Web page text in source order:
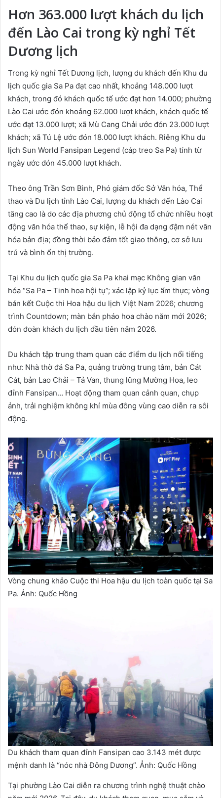
Hơn 363.000 lượt khách du lịch
đến Lào Cai trong kỳ nghỉ Tết
Dương lịch
Trong kỳ nghỉ Tết Dương lịch, lượng du khách đến Khu du
lịch quốc gia Sa Pa đạt cao nhất, khoảng 148.000 lượt
khách, trong đó khách quốc tế ước đạt hơn 14.000; phường
Lào Cai ước đón khoảng 62.000 lượt khách, khách quốc tế
ước đạt 13.000 lượt; xã Mù Cang Chải ước đón 23.000 lượt
khách; xã Tú Lệ ước đón 18.000 lượt khách. Riêng Khu du
lịch Sun World Fansipan Legend (cáp treo Sa Pa) tính từ
ngày ước đón 45.000 lượt khách.
Theo ông Trần Sơn Bình, Phó giám đốc Sở Văn hóa, Thể
thao và Du lịch tỉnh Lào Cai, lượng du khách đến Lào Cai
tăng cao là do các địa phương chủ động tổ chức nhiều hoạt
động văn hóa thể thao, sự kiện, lễ hội đa dạng đậm nét văn
hóa bản địa; đồng thời bảo đảm tốt giao thông, cơ sở lưu
trú và bình ổn thị trường.
Tại Khu du lịch quốc gia Sa Pa khai mạc Không gian văn
hóa “Sa Pa – Tinh hoa hội tụ”; xác lập kỷ lục ẩm thực; vòng
bán kết Cuộc thi Hoa hậu du lịch Việt Nam 2026; chương
trình Countdown; màn bắn pháo hoa chào năm mới 2026;
đón đoàn khách du lịch đầu tiên năm 2026.
Du khách tập trung tham quan các điểm du lịch nổi tiếng
như: Nhà thờ đá Sa Pa, quảng trường trung tâm, bản Cát
Cát, bản Lao Chải – Tả Van, thung lũng Mường Hoa, leo
đỉnh Fansipan… Hoạt động tham quan cảnh quan, chụp
ảnh, trải nghiệm không khí mùa đông vùng cao diễn ra sôi
động.
Vòng chung khảo Cuộc thi Hoa hậu du lịch toàn quốc tại Sa
Pa. Ảnh: Quốc Hồng
Du khách tham quan đỉnh Fansipan cao 3.143 mét được
mệnh danh là “nóc nhà Đông Dương”. Ảnh: Quốc Hồng
Tại phường Lào Cai diễn ra chương trình nghệ thuật chào